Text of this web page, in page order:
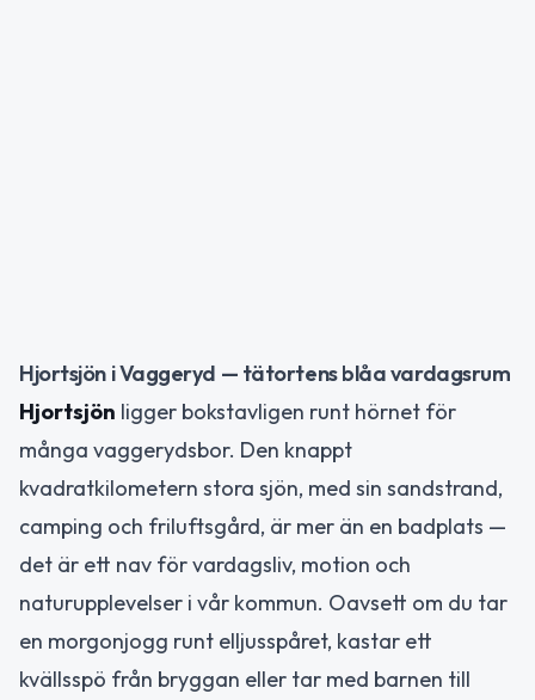
Hjortsjön i Vaggeryd — tätortens blåa vardagsrum
Hjortsjön ligger bokstavligen runt hörnet för
många vaggerydsbor. Den knappt
kvadratkilometern stora sjön, med sin sandstrand,
camping och friluftsgård, är mer än en badplats —
det är ett nav för vardagsliv, motion och
naturupplevelser i vår kommun. Oavsett om du tar
en morgonjogg runt elljusspåret, kastar ett
kvällsspö från bryggan eller tar med barnen till